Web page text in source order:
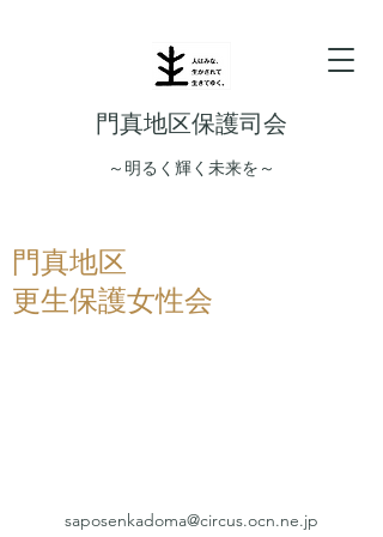
門真地区保護司会
～明るく輝く未来を～
門真地区
更生保護女性会
saposenkadoma@circus.ocn.ne.jp